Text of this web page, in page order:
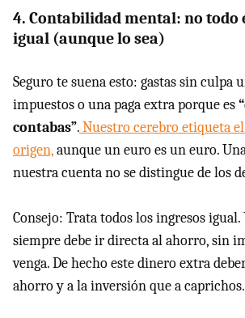
4. Contabilidad mental: no todo
igual (aunque lo sea)
Seguro te suena esto: gastas sin culpa
impuestos o una paga extra porque es
contabas”.Nuestro cerebro etiqueta
origen,aunque un euro es un euro.
nuestra cuenta no se distingue de los
Consejo: Trata todos los ingresos
siempre debe ir directa al ahorro, sin
venga. De hecho este dinero extra
ahorro y a la inversión que a caprichos.